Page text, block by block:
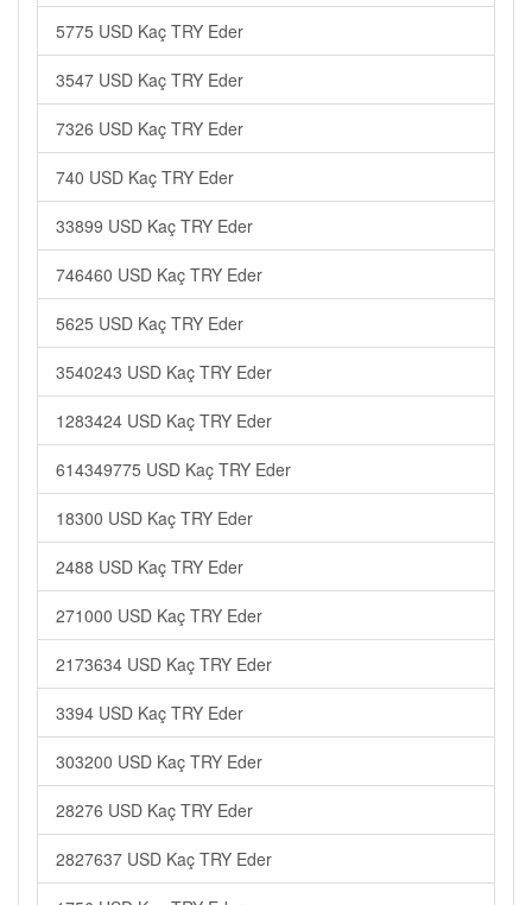
5775 USD Kaç TRY Eder
3547 USD Kaç TRY Eder
7326 USD Kaç TRY Eder
740 USD Kaç TRY Eder
33899 USD Kaç TRY Eder
746460 USD Kaç TRY Eder
5625 USD Kaç TRY Eder
3540243 USD Kaç TRY Eder
1283424 USD Kaç TRY Eder
614349775 USD Kaç TRY Eder
18300 USD Kaç TRY Eder
2488 USD Kaç TRY Eder
271000 USD Kaç TRY Eder
2173634 USD Kaç TRY Eder
3394 USD Kaç TRY Eder
303200 USD Kaç TRY Eder
28276 USD Kaç TRY Eder
2827637 USD Kaç TRY Eder